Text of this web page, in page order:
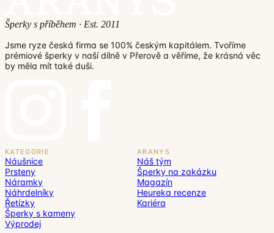
Šperky s příběhem · Est. 2011
Jsme ryze česká firma se 100% českým kapitálem. Tvoříme
prémiové šperky v naší dílně v Přerově a věříme, že krásná věc
by měla mít také duši.
KATEGORIE
Náušnice
Prsteny
Náramky
Náhrdelníky
Řetízky
Šperky s kameny
Výprodej
ARANYS
Náš tým
Šperky na zakázku
Magazín
Heureka recenze
Kariéra